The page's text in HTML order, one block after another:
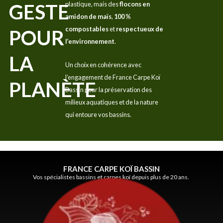
GESTE
POUR
LA
PLANÈTE
plastique, mais desflocons en
amidon de maïs, 100 %
compostablesetrespectueux de
l’environnement.
Un choix en cohérence avec
l’engagement de France Carpe Koï
Bassin pour la préservation des
milieux aquatiques et de la nature
qui entoure vos bassins.
FRANCE CARPE KOÏ BASSIN
Vos spécialistes bassins et carpes koï depuis plus de 20 ans.